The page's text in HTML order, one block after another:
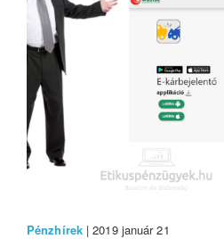
Pénzhírek| 2019 január 21